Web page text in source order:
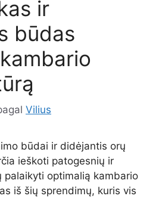
ir
būdas
Vilius
būdai ir didėjantis orų
ieškoti patogesnių ir
palaikyti optimalią kambario
iš šių sprendimų, kuris vis